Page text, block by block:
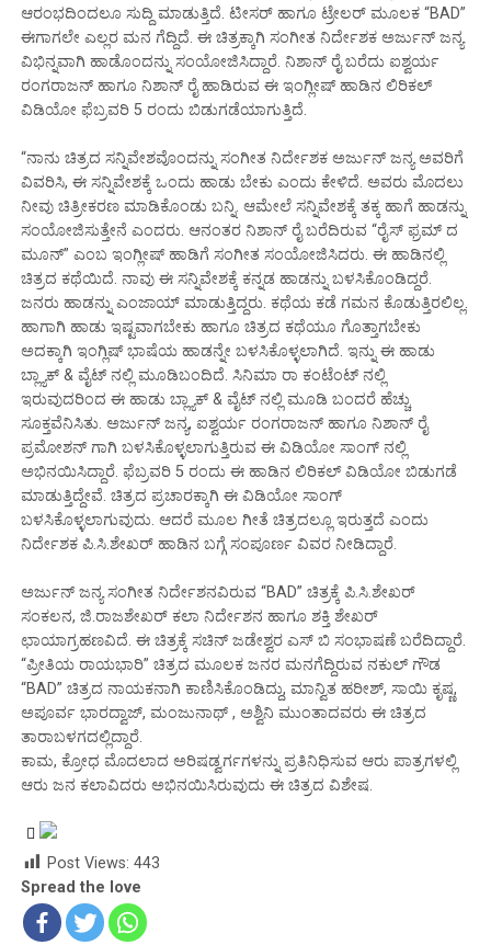
ಆರಂಭದಿಂದಲೂ ಸುದ್ದಿ ಮಾಡುತ್ತಿದೆ. ಟೀಸರ್ ಹಾಗೂ ಟ್ರೇಲರ್ ಮೂಲಕ “BAD”
ಈಗಾಗಲೇ ಎಲ್ಲರ ಮನ ಗೆದ್ದಿದೆ. ಈ ಚಿತ್ರಕ್ಕಾಗಿ ಸಂಗೀತ ನಿರ್ದೇಶಕ ಅರ್ಜುನ್ ಜನ್ಯ
ವಿಭಿನ್ನವಾಗಿ ಹಾಡೊಂದನ್ನು ಸಂಯೋಜಿಸಿದ್ದಾರೆ. ನಿಶಾನ್ ರೈ ಬರೆದು ಐಶ್ವರ್ಯ
ರಂಗರಾಜನ್ ಹಾಗೂ ನಿಶಾನ್ ರೈ ಹಾಡಿರುವ ಈ ಇಂಗ್ಲೀಷ್ ಹಾಡಿನ ಲಿರಿಕಲ್
ವಿಡಿಯೋ ಫೆಬ್ರವರಿ 5 ರಂದು ಬಿಡುಗಡೆಯಾಗುತ್ತಿದೆ.
“ನಾನು ಚಿತ್ರದ ಸನ್ನಿವೇಶವೊಂದನ್ನು ಸಂಗೀತ ನಿರ್ದೇಶಕ ಅರ್ಜುನ್ ಜನ್ಯ ಅವರಿಗೆ
ವಿವರಿಸಿ, ಈ ಸನ್ನಿವೇಶಕ್ಕೆ ಒಂದು ಹಾಡು ಬೇಕು ಎಂದು ಕೇಳಿದೆ. ಅವರು ಮೊದಲು
ನೀವು ಚಿತ್ರೀಕರಣ ಮಾಡಿಕೊಂಡು ಬನ್ನಿ. ಆಮೇಲೆ ಸನ್ನಿವೇಶಕ್ಕೆ ತಕ್ಕ ಹಾಗೆ ಹಾಡನ್ನು
ಸಂಯೋಜಿಸುತ್ತೇನೆ ಎಂದರು. ಆನಂತರ ನಿಶಾನ್ ರೈ ಬರೆದಿರುವ “ರೈಸ್ ಫ್ರಮ್ ದ
ಮೂನ್” ಎಂಬ ಇಂಗ್ಲೀಷ್ ಹಾಡಿಗೆ ಸಂಗೀತ ಸಂಯೋಜಿಸಿದರು. ಈ ಹಾಡಿನಲ್ಲಿ
ಚಿತ್ರದ ಕಥೆಯಿದೆ. ನಾವು ಈ ಸನ್ನಿವೇಶಕ್ಕೆ ಕನ್ನಡ ಹಾಡನ್ನು ಬಳಸಿಕೊಂಡಿದ್ದರೆ.
ಜನರು ಹಾಡನ್ನು ಎಂಜಾಯ್ ಮಾಡುತ್ತಿದ್ದರು. ಕಥೆಯ ಕಡೆ ಗಮನ ಕೊಡುತ್ತಿರಲಿಲ್ಲ.
ಹಾಗಾಗಿ ಹಾಡು ಇಷ್ಟವಾಗಬೇಕು ಹಾಗೂ ಚಿತ್ರದ ಕಥೆಯೂ ಗೊತ್ತಾಗಬೇಕು
ಅದಕ್ಕಾಗಿ ಇಂಗ್ಲಿಷ್ ಭಾಷೆಯ ಹಾಡನ್ನೇ ಬಳಸಿಕೊಳ್ಳಲಾಗಿದೆ. ಇನ್ನು ಈ ಹಾಡು
ಬ್ಲ್ಯಾಕ್ & ವೈಟ್ ನಲ್ಲಿ ಮೂಡಿಬಂದಿದೆ. ಸಿನಿಮಾ ರಾ ಕಂಟೆಂಟ್ ನಲ್ಲಿ
ಇರುವುದರಿಂದ ಈ ಹಾಡು ಬ್ಲ್ಯಾಕ್ & ವೈಟ್ ನಲ್ಲಿ ಮೂಡಿ ಬಂದರೆ ಹೆಚ್ಚು
ಸೂಕ್ತವೆನಿಸಿತು. ಅರ್ಜುನ್ ಜನ್ಯ, ಐಶ್ವರ್ಯ ರಂಗರಾಜನ್ ಹಾಗೂ ನಿಶಾನ್ ರೈ
ಪ್ರಮೋಶನ್ ಗಾಗಿ ಬಳಸಿಕೊಳ್ಳಲಾಗುತ್ತಿರುವ ಈ ವಿಡಿಯೋ ಸಾಂಗ್ ನಲ್ಲಿ
ಅಭಿನಯಿಸಿದ್ದಾರೆ. ಫೆಬ್ರವರಿ 5 ರಂದು ಈ ಹಾಡಿನ ಲಿರಿಕಲ್ ವಿಡಿಯೋ ಬಿಡುಗಡೆ
ಮಾಡುತ್ತಿದ್ದೇವೆ. ಚಿತ್ರದ ಪ್ರಚಾರಕ್ಕಾಗಿ ಈ ವಿಡಿಯೋ ಸಾಂಗ್
ಬಳಸಿಕೊಳ್ಳಲಾಗುವುದು. ಆದರೆ ಮೂಲ ಗೀತೆ ಚಿತ್ರದಲ್ಲೂ ಇರುತ್ತದೆ ಎಂದು
ನಿರ್ದೇಶಕ ಪಿ.ಸಿ.ಶೇಖರ್ ಹಾಡಿನ ಬಗ್ಗೆ ಸಂಪೂರ್ಣ ವಿವರ ನೀಡಿದ್ದಾರೆ.
ಅರ್ಜುನ್ ಜನ್ಯ ಸಂಗೀತ ನಿರ್ದೇಶನವಿರುವ “BAD” ಚಿತ್ರಕ್ಕೆ ಪಿ.ಸಿ.ಶೇಖರ್
ಸಂಕಲನ, ಜಿ.ರಾಜಶೇಖರ್ ಕಲಾ ನಿರ್ದೇಶನ ಹಾಗೂ ಶಕ್ತಿ ಶೇಖರ್
ಛಾಯಾಗ್ರಹಣವಿದೆ‌. ಈ ಚಿತ್ರಕ್ಕೆ ಸಚಿನ್ ಜಡೇಶ್ವರ ಎಸ್ ಬಿ ಸಂಭಾಷಣೆ ಬರೆದಿದ್ದಾರೆ.
“ಪ್ರೀತಿಯ ರಾಯಭಾರಿ” ಚಿತ್ರದ ಮೂಲಕ ಜನರ ಮನಗೆದ್ದಿರುವ ನಕುಲ್ ಗೌಡ
“BAD” ಚಿತ್ರದ ನಾಯಕನಾಗಿ ಕಾಣಿಸಿಕೊಂಡಿದ್ದು, ಮಾನ್ವಿತ ಹರೀಶ್, ಸಾಯಿ ಕೃಷ್ಣ,
ಅಪೂರ್ವ ಭಾರದ್ವಾಜ್, ಮಂಜುನಾಥ್ , ಅಶ್ವಿನಿ ಮುಂತಾದವರು ಈ ಚಿತ್ರದ
ತಾರಾಬಳಗದಲ್ಲಿದ್ದಾರೆ.
ಕಾಮ, ಕ್ರೋಧ ಮೊದಲಾದ ಅರಿಷಡ್ವರ್ಗಗಳನ್ನು ಪ್ರತಿನಿಧಿಸುವ ಆರು ಪಾತ್ರಗಳಲ್ಲಿ
ಆರು ಜನ ಕಲಾವಿದರು ಅಭಿನಯಿಸಿರುವುದು ಈ ಚಿತ್ರದ ವಿಶೇಷ.
Post Views: 443
Spread the love